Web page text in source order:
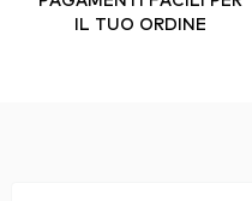
IL TUO ORDINE